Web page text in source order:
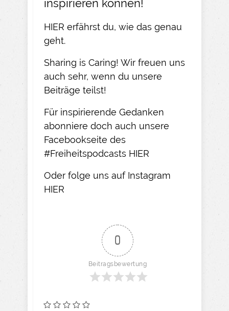
inspirieren können!
HIER erfährst du, wie das genau
geht.​
Sharing is Caring! Wir freuen uns
auch sehr, wenn du unsere
Beiträge teilst!​
Für inspirierende Gedanken
abonniere doch auch unsere
Facebookseite des
#Freiheitspodcasts HIER
Oder folge uns auf Instagram
HIER​
0
Beitragsbewertung